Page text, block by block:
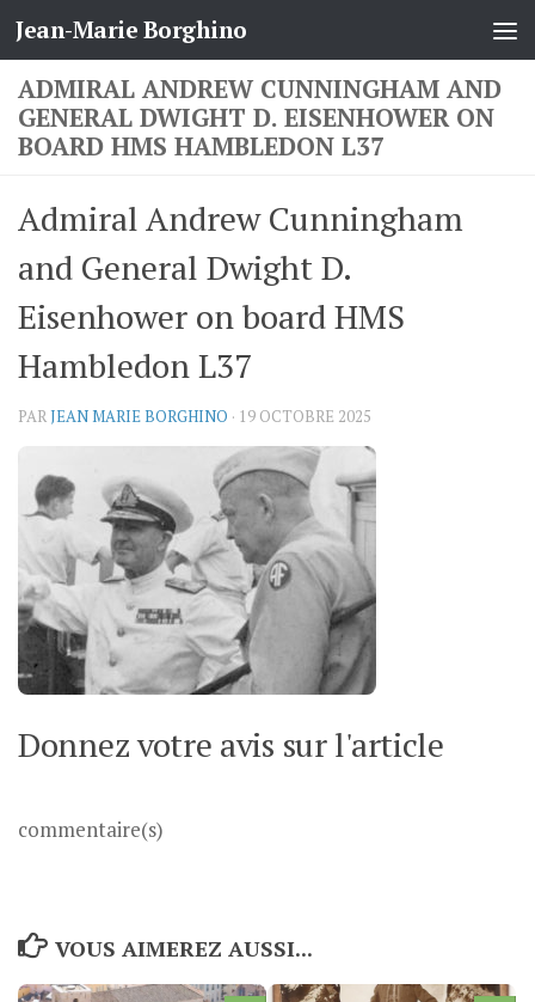
Skip to content
Jean-Marie Borghino
ADMIRAL ANDREW CUNNINGHAM AND
GENERAL DWIGHT D. EISENHOWER ON
BOARD HMS HAMBLEDON L37
Admiral Andrew Cunningham
and General Dwight D.
Eisenhower on board HMS
Hambledon L37
PARJEAN MARIE BORGHINO · 19 OCTOBRE 2025
Donnez votre avis sur l'article
commentaire(s)
VOUS AIMEREZ AUSSI...